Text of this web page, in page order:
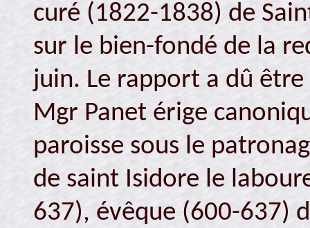
curé (1822-1838) de
sur le bien-fondé de la
juin. Le rapport a dû
Mgr Panet érige
paroisse sous le
de saint Isidore le
637), évêque (600-637)